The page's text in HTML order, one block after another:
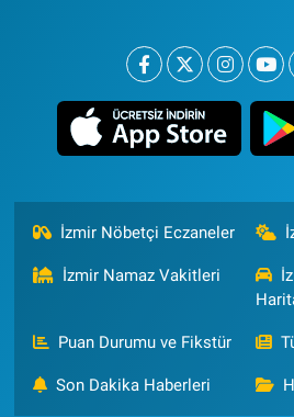
İzmir Nöbetçi Eczaneler
İzmir Namaz Vakitleri
Puan Durumu ve Fikstür
Son Dakika Haberleri